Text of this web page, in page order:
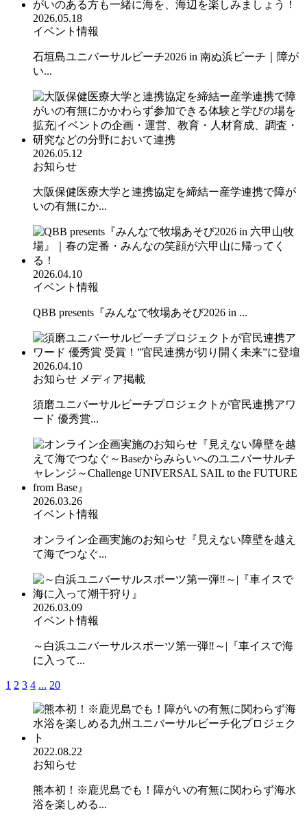
2026.05.18
イベント情報
石垣島ユニバーサルビーチ2026 in 南ぬ浜ビーチ｜障が
い...
2026.05.12
お知らせ
大阪保健医療大学と連携協定を締結ー産学連携で障が
いの有無にか...
2026.04.10
イベント情報
QBB presents『みんなで牧場あそび2026 in ...
2026.04.10
お知らせ メディア掲載
須磨ユニバーサルビーチプロジェクトが官民連携アワ
ード 優秀賞...
2026.03.26
イベント情報
オンライン企画実施のお知らせ『見えない障壁を越え
て海でつなぐ...
2026.03.09
イベント情報
～白浜ユニバーサルスポーツ第一弾‼︎～|『車イスで海
に入って...
1 2 3 4 ... 20
2022.08.22
お知らせ
熊本初！※鹿児島でも！障がいの有無に関わらず海水
浴を楽しめる...